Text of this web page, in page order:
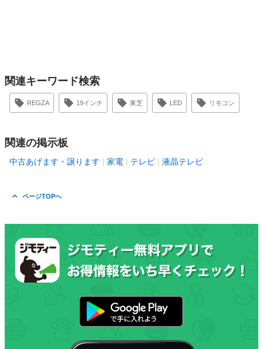
関連キーワード検索
REGZA 19インチ 東芝 LED リモコン
関連の掲示板
中古あげます・譲ります 家電 テレビ 液晶テレビ
ページTOPへ